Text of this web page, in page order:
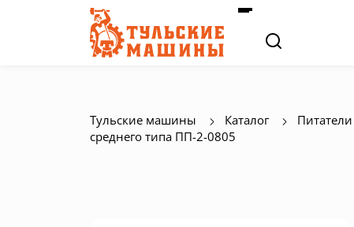
Тульские машины Каталог Питатели
среднего типа ПП-2-0805